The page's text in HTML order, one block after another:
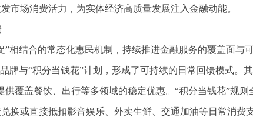
市场消费活力，为实体经济高质量发展注入金融动能。
相结合的常态化惠民机制，持续推进金融服务的覆盖面与可
牌与“积分当钱花”计划，形成了可持续的日常回馈模式。
覆盖餐饮、出行等多领域的稳定优惠。“积分当钱花”规则
换或直接抵扣影音娱乐、外卖生鲜、交通加油等日常消费